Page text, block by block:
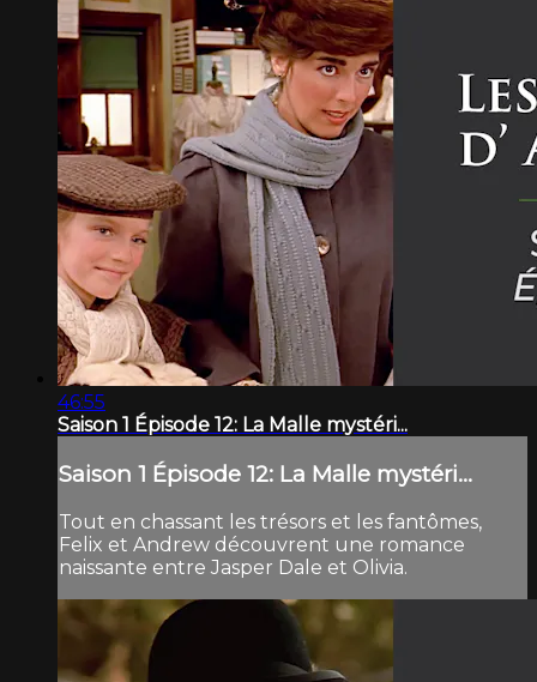
46:55
Saison 1 Épisode 12: La Malle mystéri...
Saison 1 Épisode 12: La Malle mystéri...
Tout en chassant les trésors et les fantômes,
Felix et Andrew découvrent une romance
naissante entre Jasper Dale et Olivia.